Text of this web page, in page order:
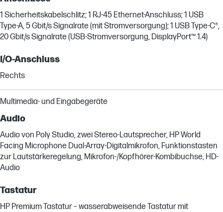
1 Sicherheitskabelschlitz; 1 RJ-45 Ethernet-Anschluss; 1 USB
Type-A, 5 Gbit/s Signalrate (mit Stromversorgung); 1 USB Type-C®,
20 Gbit/s Signalrate (USB-Stromversorgung, DisplayPort™ 1.4)
I/O-Anschluss
Rechts
Multimedia- und Eingabegeräte
Audio
Audio von Poly Studio, zwei Stereo-Lautsprecher, HP World
Facing Microphone Dual-Array-Digitalmikrofon, Funktionstasten
zur Lautstärkeregelung, Mikrofon-/Kopfhörer-Kombibuchse, HD-
Audio
Tastatur
HP Premium Tastatur – wasserabweisende Tastatur mit